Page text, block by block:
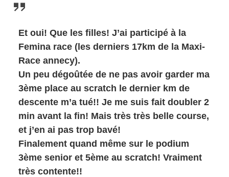
Et oui! Que les filles! J’ai participé à la
Femina race (les derniers 17km de la Maxi-
Race annecy).
Un peu dégoûtée de ne pas avoir garder ma
3ème place au scratch le dernier km de
descente m’a tué!! Je me suis fait doubler 2
min avant la fin! Mais très très belle course,
et j’en ai pas trop bavé!
Finalement quand même sur le podium
3ème senior et 5ème au scratch! Vraiment
très contente!!